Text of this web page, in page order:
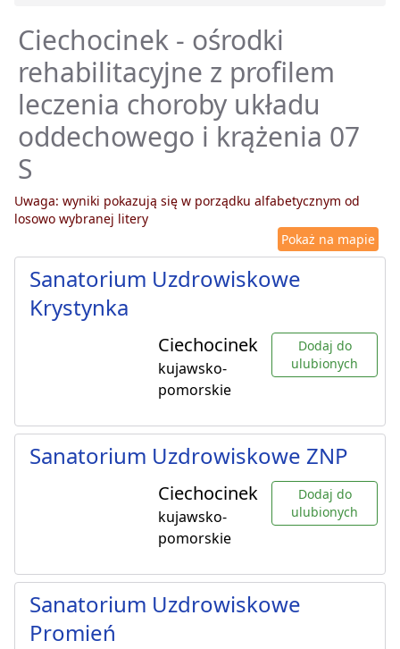
Ciechocinek - ośrodki
rehabilitacyjne z profilem
leczenia choroby układu
oddechowego i krążenia 07
S
Uwaga: wyniki pokazują się w porządku alfabetycznym od
losowo wybranej litery
Pokaż na mapie
Sanatorium Uzdrowiskowe
Krystynka
Ciechocinek
kujawsko-
pomorskie
Dodaj do
ulubionych
Sanatorium Uzdrowiskowe ZNP
Ciechocinek
kujawsko-
pomorskie
Dodaj do
ulubionych
Sanatorium Uzdrowiskowe
Promień